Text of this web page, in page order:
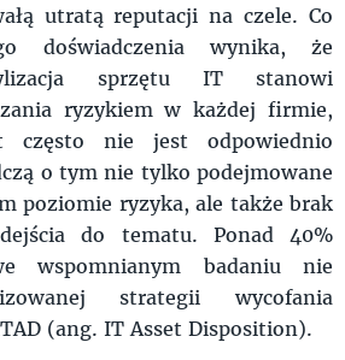
utratą reputacji na czele. Co
doświadczenia wynika, że
sprzętu IT stanowi
ryzykiem w każdej firmie,
często nie jest odpowiednio
o tym nie tylko podejmowane
poziomie ryzyka, ale także brak
do tematu. Ponad 40%
wspomnianym badaniu nie
strategii wycofania
(ang. IT Asset Disposition).